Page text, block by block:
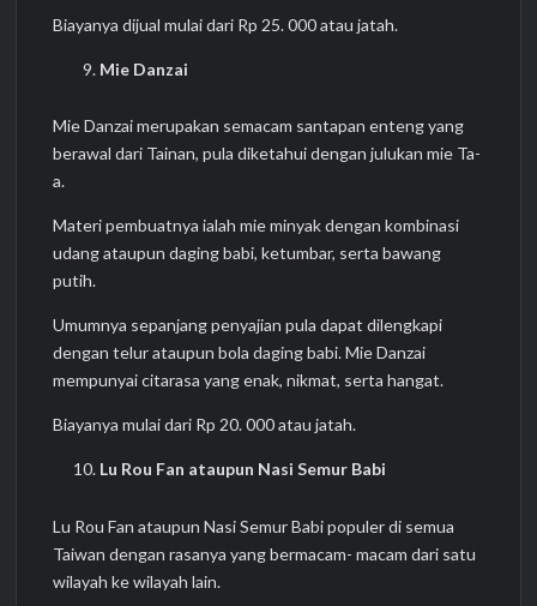
Biayanya dijual mulai dari Rp 25. 000 atau jatah.
Mie Danzai
Mie Danzai merupakan semacam santapan enteng yang
berawal dari Tainan, pula diketahui dengan julukan mie Ta-
a.
Materi pembuatnya ialah mie minyak dengan kombinasi
udang ataupun daging babi, ketumbar, serta bawang
putih.
Umumnya sepanjang penyajian pula dapat dilengkapi
dengan telur ataupun bola daging babi. Mie Danzai
mempunyai citarasa yang enak, nikmat, serta hangat.
Biayanya mulai dari Rp 20. 000 atau jatah.
Lu Rou Fan ataupun Nasi Semur Babi
Lu Rou Fan ataupun Nasi Semur Babi populer di semua
Taiwan dengan rasanya yang bermacam- macam dari satu
wilayah ke wilayah lain.